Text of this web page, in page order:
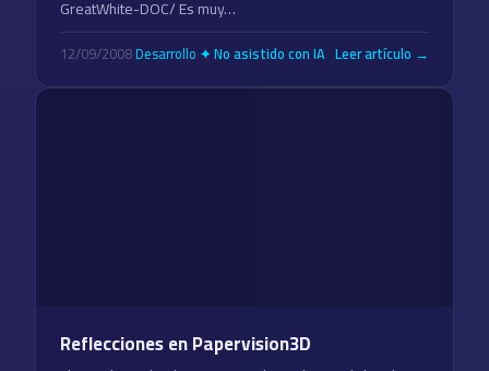
GreatWhite-DOC/ Es muy…
12/09/2008Desarrollo ✦ No asistido con IA Leer artículo →
Reflecciones en Papervision3D